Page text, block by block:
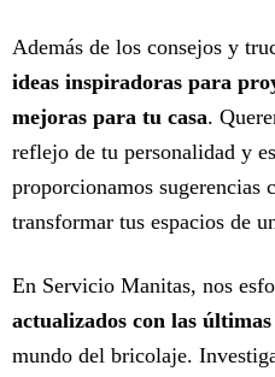
Además de los consejos y
ideas inspiradoras para
mejoras para tu casa.
reflejo de tu personalidad y
proporcionamos sugerencias
transformar tus espacios de
En Servicio Manitas, nos
actualizados con las
mundo del bricolaje.